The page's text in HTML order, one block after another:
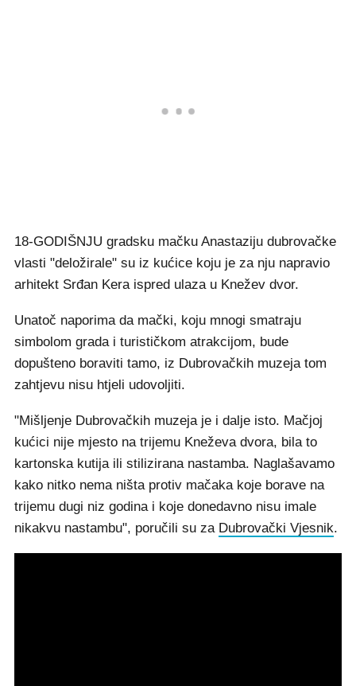
18-GODIŠNJU gradsku mačku Anastaziju dubrovačke
vlasti "deložirale" su iz kućice koju je za nju napravio
arhitekt Srđan Kera ispred ulaza u Knežev dvor.
Unatoč naporima da mački, koju mnogi smatraju
simbolom grada i turističkom atrakcijom, bude
dopušteno boraviti tamo, iz Dubrovačkih muzeja tom
zahtjevu nisu htjeli udovoljiti.
"Mišljenje Dubrovačkih muzeja je i dalje isto. Mačjoj
kućici nije mjesto na trijemu Kneževa dvora, bila to
kartonska kutija ili stilizirana nastamba. Naglašavamo
kako nitko nema ništa protiv mačaka koje borave na
trijemu dugi niz godina i koje donedavno nisu imale
nikakvu nastambu", poručili su za Dubrovački Vjesnik.